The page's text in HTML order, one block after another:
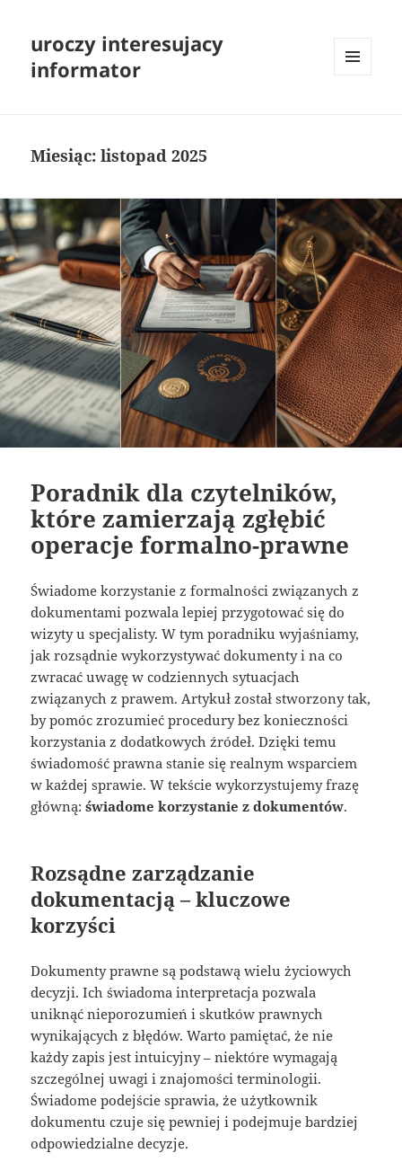
uroczy interesujacy
informator
Miesiąc:listopad 2025
Poradnik dla czytelników,
które zamierzają zgłębić
operacje formalno-prawne
Świadome korzystanie z formalności związanych z
dokumentami pozwala lepiej przygotować się do
wizyty u specjalisty. W tym poradniku wyjaśniamy,
jak rozsądnie wykorzystywać dokumenty i na co
zwracać uwagę w codziennych sytuacjach
związanych z prawem. Artykuł został stworzony tak,
by pomóc zrozumieć procedury bez konieczności
korzystania z dodatkowych źródeł. Dzięki temu
świadomość prawna stanie się realnym wsparciem
w każdej sprawie. W tekście wykorzystujemy frazę
główną:świadome korzystanie z dokumentów.
Rozsądne zarządzanie
dokumentacją – kluczowe
korzyści
Dokumenty prawne są podstawą wielu życiowych
decyzji. Ich świadoma interpretacja pozwala
uniknąć nieporozumień i skutków prawnych
wynikających z błędów. Warto pamiętać, że nie
każdy zapis jest intuicyjny – niektóre wymagają
szczególnej uwagi i znajomości terminologii.
Świadome podejście sprawia, że użytkownik
dokumentu czuje się pewniej i podejmuje bardziej
odpowiedzialne decyzje.